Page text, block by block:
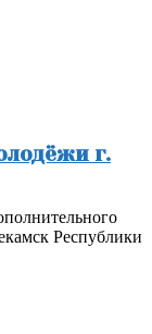
г.
Республики